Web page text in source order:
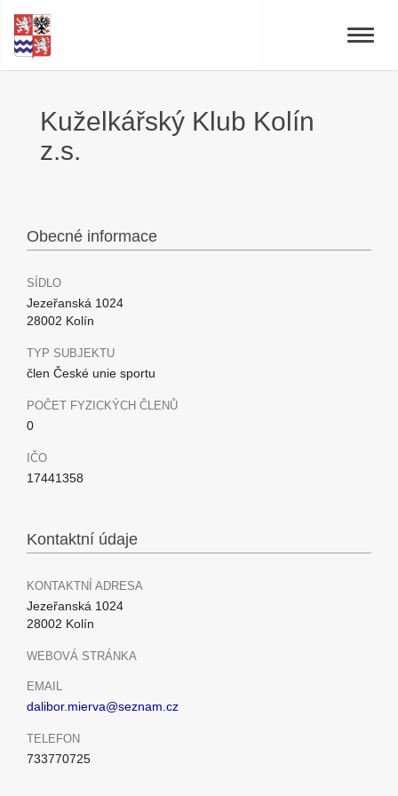
Toggle
Kuželkářský Klub Kolín
z.s.
Obecné informace
SÍDLO
Jezeřanská 1024
28002 Kolín
TYP SUBJEKTU
člen České unie sportu
POČET FYZICKÝCH ČLENŮ
0
IČO
17441358
Kontaktní údaje
KONTAKTNÍ ADRESA
Jezeřanská 1024
28002 Kolín
WEBOVÁ STRÁNKA
EMAIL
dalibor.mierva@seznam.cz
TELEFON
733770725